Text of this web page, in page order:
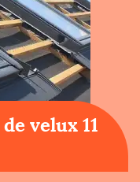
velux 11